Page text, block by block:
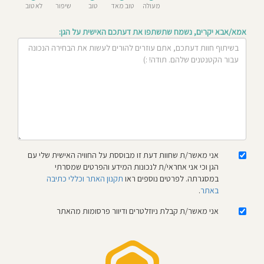
מעולה טוב מאד טוב
שיפור
לא טוב
אמא/אבא יקרים, נשמח שתשתפו את דעתכם האישית על הגן:
אני מאשר/ת שחוות דעת זו מבוססת על החוויה האישית שלי עם
הגן וכי אני אחראי/ת לנכונות המידע והפרטים שמסרתי
במסגרתה. לפרטים נוספים ראו תקנון האתר וכללי כתיבה
באתר.
אני מאשר/ת קבלת ניוזלטרים ודיוור פרסומות מהאתר